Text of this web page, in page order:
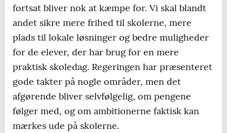
fortsat bliver nok at kæmpe for. Vi skal blandt
andet sikre mere frihed til skolerne, mere
plads til lokale løsninger og bedre muligheder
for de elever, der har brug for en mere
praktisk skoledag. Regeringen har præsenteret
gode takter på nogle områder, men det
afgørende bliver selvfølgelig, om pengene
følger med, og om ambitionerne faktisk kan
mærkes ude på skolerne.